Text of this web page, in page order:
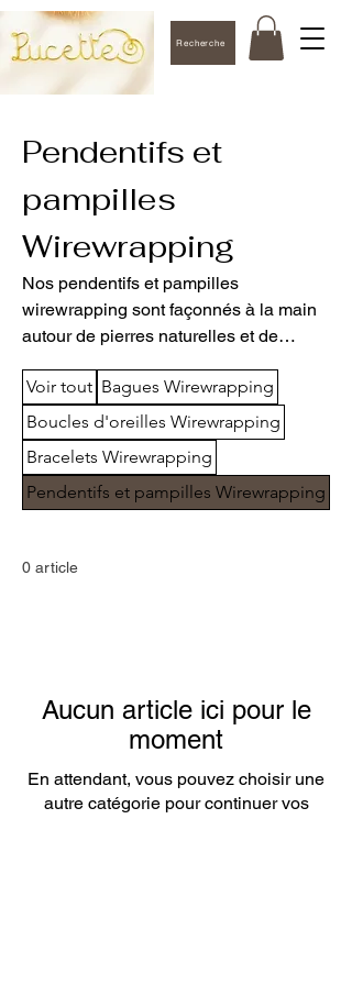
Recherche
Pendentifs et
pampilles
Wirewrapping
Nos pendentifs et pampilles
wirewrapping sont façonnés à la main
autour de pierres naturelles et de
Chaque pièce est unique et peut être
portée sur une chaîne, un cordon ou un
collier textile pour un look artisanal et
personnalisé.
Voir tout Bagues Wirewrapping
Boucles d'oreilles Wirewrapping
Bracelets Wirewrapping
Pendentifs et pampilles Wirewrapping
0 article
Aucun article ici pour le
moment
En attendant, vous pouvez choisir une
autre catégorie pour continuer vos